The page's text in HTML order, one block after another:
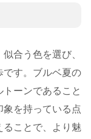
合う色を選び、
です。ブルベ夏の
ーンであること
を持っている点
ることで、より魅